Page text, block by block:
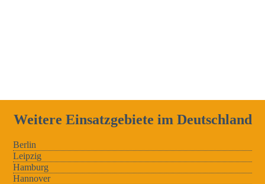
Weitere Einsatzgebiete im Deutschland
Berlin
Leipzig
Hamburg
Hannover